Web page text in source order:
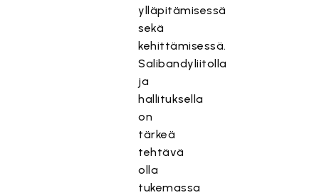
ylläpitämisessä
sekä
kehittämisessä.
Salibandyliitolla
ja
hallituksella
on
tärkeä
tehtävä
olla
tukemassa